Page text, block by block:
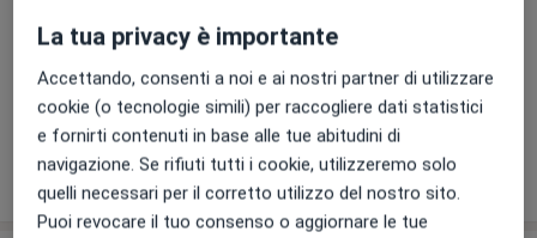
Visualizza galleria (2)
Mostra dettagli
sull'esperienza
La tua privacy è importante
Accettando, consenti a noi e ai nostri partner di utilizzare
cookie (o tecnologie simili) per raccogliere dati statistici
e fornirti contenuti in base alle tue abitudini di
navigazione. Se rifiuti tutti i cookie, utilizzeremo solo
quelli necessari per il corretto utilizzo del nostro sito.
Puoi revocare il tuo consenso o aggiornare le tue